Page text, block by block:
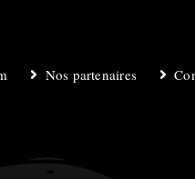
Nos partenaires